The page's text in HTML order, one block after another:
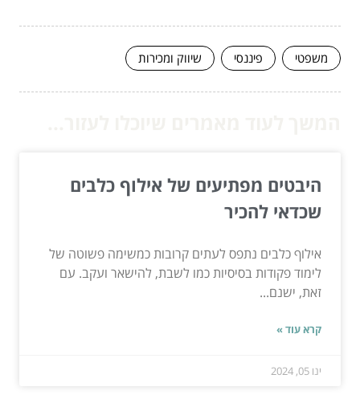
משפטי פיננסי שיווק ומכירות
היבטים מפתיעים של אילוף כלבים
שכדאי להכיר
אילוף כלבים נתפס לעתים קרובות כמשימה פשוטה של
לימוד פקודות בסיסיות כמו לשבת, להישאר ועקב. עם
זאת, ישנם...
קרא עוד »
ינו 05, 2024